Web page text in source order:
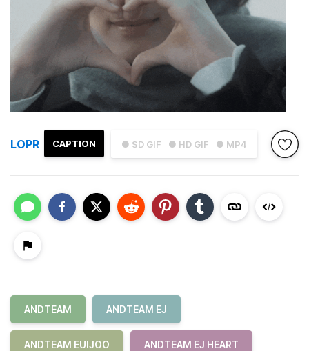
● SD GIF ● HD GIF ● MP4
CAPTION
LOPR
ANDTEAM ANDTEAM EJ
ANDTEAM EUIJOO ANDTEAM EJ HEART